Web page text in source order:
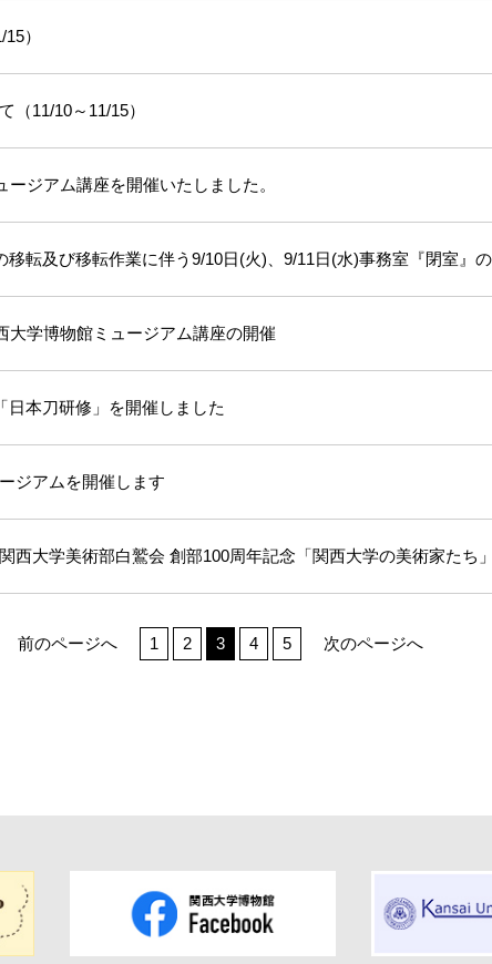
）
（11/10～11/15）
ジアム講座を開催いたしました。
移転及び移転作業に伴う9/10日(火)、9/11日(水)事務室『閉室』
学博物館ミュージアム講座の開催
日本刀研修」を開催しました
ジアムを開催します
西大学美術部白鷲会 創部100周年記念「関西大学の美術家たち」
前のページへ 1 2 3 4 5 次のページへ